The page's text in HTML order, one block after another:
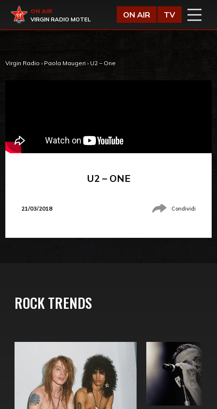
Virgin Radio
ON AIR
VIRGIN RADIO MOTEL
ON AIR TV
Virgin Radio › Paola Maugeri › U2 – One
U2 – ONE
21/03/2018 Condividi
ROCK TRENDS